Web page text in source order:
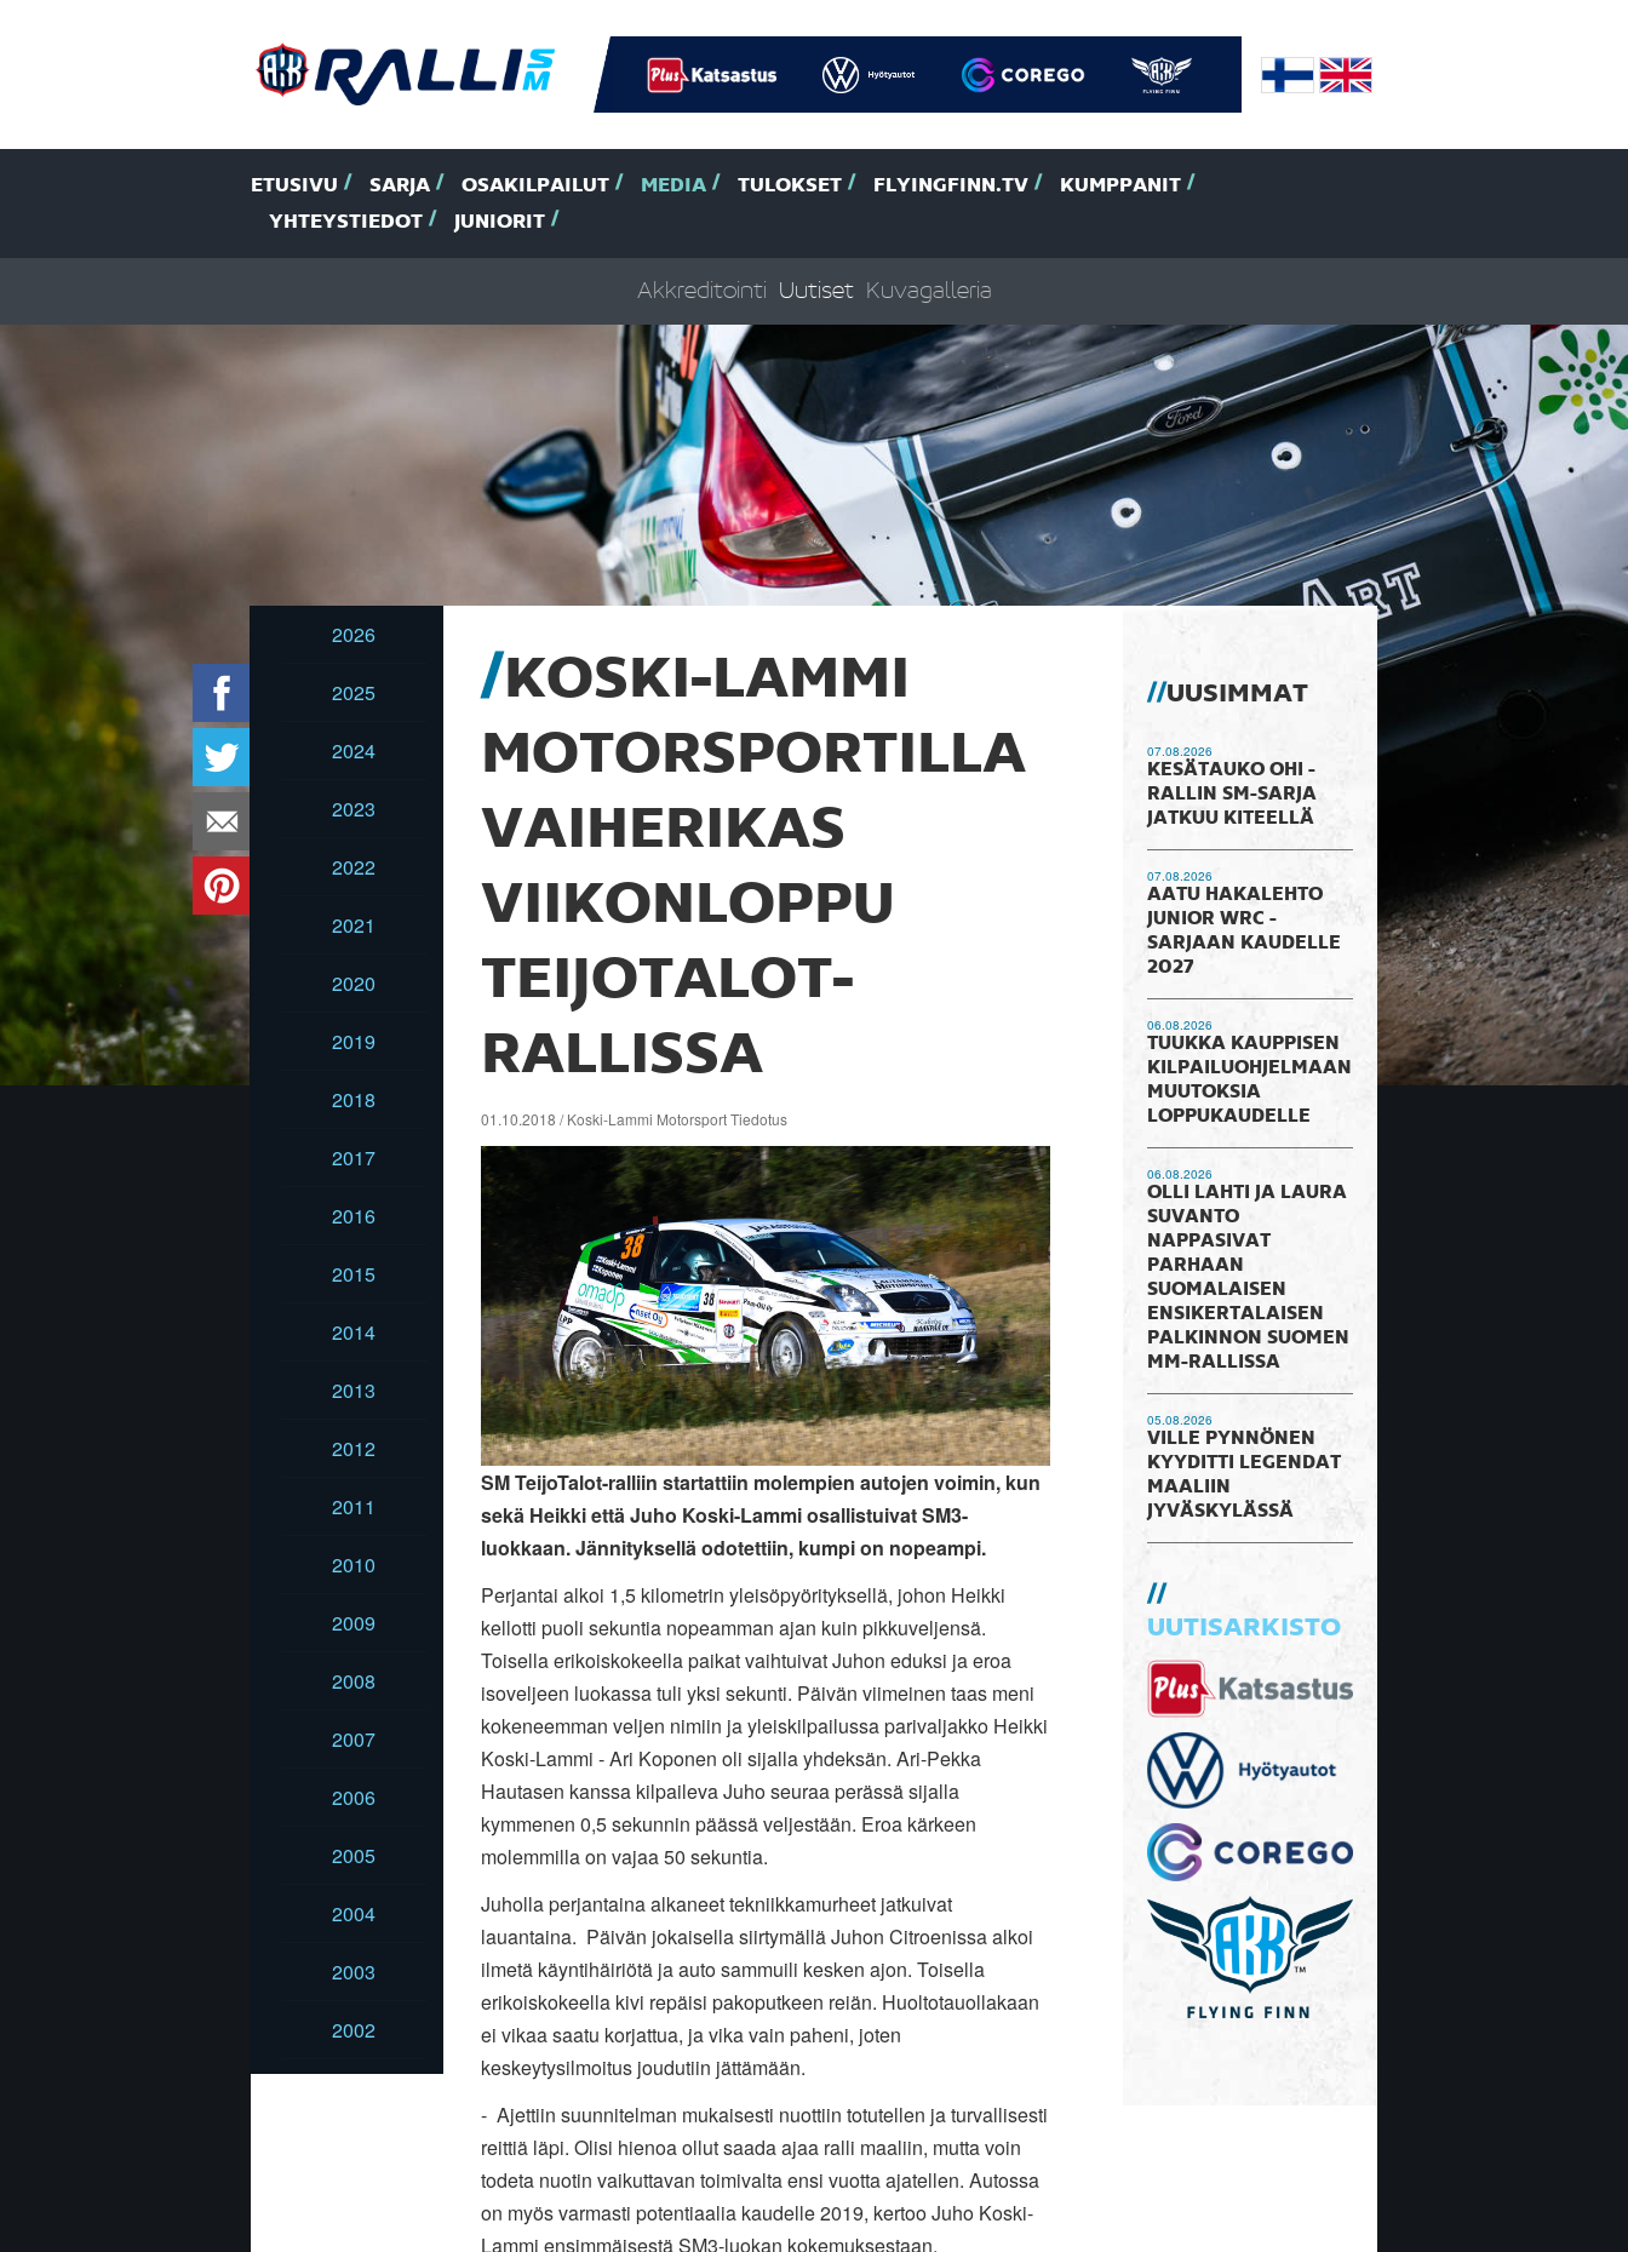
ETUSIVU SARJA OSAKILPAILUT MEDIA TULOKSET FLYINGFINN.TV
KUMPPANIT
YHTEYSTIEDOT
JUNIORIT
Akkreditointi Uutiset Kuvagalleria
2026
2025
2024
2023
2022
2021
2020
2019
2018
2017
2016
2015
2014
2013
2012
2011
2010
2009
2008
2007
2006
2005
2004
2003
2002
KOSKI-LAMMI
MOTORSPORTILLA
VAIHERIKAS
VIIKONLOPPU
TEIJOTALOT-
RALLISSA
01.10.2018 / Koski-Lammi Motorsport Tiedotus
SM TeijoTalot-ralliin startattiin molempien autojen voimin, kun
sekä Heikki että Juho Koski-Lammi osallistuivat SM3-
luokkaan. Jännityksellä odotettiin, kumpi on nopeampi.
Perjantai alkoi 1,5 kilometrin yleisöpyörityksellä, johon Heikki
kellotti puoli sekuntia nopeamman ajan kuin pikkuveljensä.
Toisella erikoiskokeella paikat vaihtuivat Juhon eduksi ja eroa
isoveljeen luokassa tuli yksi sekunti. Päivän viimeinen taas meni
kokeneemman veljen nimiin ja yleiskilpailussa parivaljakko Heikki
Koski-Lammi - Ari Koponen oli sijalla yhdeksän. Ari-Pekka
Hautasen kanssa kilpaileva Juho seuraa perässä sijalla
kymmenen 0,5 sekunnin päässä veljestään. Eroa kärkeen
molemmilla on vajaa 50 sekuntia.
Juholla perjantaina alkaneet tekniikkamurheet jatkuivat
lauantaina. Päivän jokaisella siirtymällä Juhon Citroenissa alkoi
ilmetä käyntihäiriötä ja auto sammuili kesken ajon. Toisella
erikoiskokeella kivi repäisi pakoputkeen reiän. Huoltotauollakaan
ei vikaa saatu korjattua, ja vika vain paheni, joten
keskeytysilmoitus joudutiin jättämään.
- Ajettiin suunnitelman mukaisesti nuottiin totutellen ja turvallisesti
reittiä läpi. Olisi hienoa ollut saada ajaa ralli maaliin, mutta voin
todeta nuotin vaikuttavan toimivalta ensi vuotta ajatellen. Autossa
on myös varmasti potentiaalia kaudelle 2019, kertoo Juho Koski-
Lammi ensimmäisestä SM3-luokan kokemuksestaan.
UUSIMMAT
07.08.2026
KESÄTAUKO OHI -
RALLIN SM-SARJA
JATKUU KITEELLÄ
07.08.2026
AATU HAKALEHTO
JUNIOR WRC -
SARJAAN KAUDELLE
2027
06.08.2026
TUUKKA KAUPPISEN
KILPAILUOHJELMAAN
MUUTOKSIA
LOPPUKAUDELLE
06.08.2026
OLLI LAHTI JA LAURA
SUVANTO
NAPPASIVAT
PARHAAN
SUOMALAISEN
ENSIKERTALAISEN
PALKINNON SUOMEN
MM-RALLISSA
05.08.2026
VILLE PYNNÖNEN
KYYDITTI LEGENDAT
MAALIIN
JYVÄSKYLÄSSÄ
UUTISARKISTO